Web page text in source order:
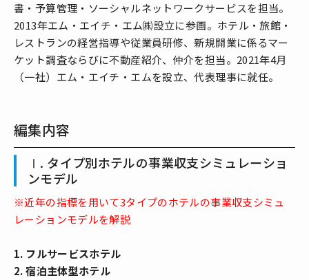
書・予算管理・ソーシャルネットワークサービスを担当。
2013年エム・エイチ・エム㈱設立に参画。ホテル・旅館・
レストランの経営指導や従業員研修、新規開業に係るマー
ケット調査ならびに不動産紹介、仲介を担当。2021年4月
（一社）エム・エイチ・エムを設立、代表理事に就任。
編集内容
Ⅰ. タイプ別ホテルの事業収支シミュレーショ
ンモデル
※近年の指標を用いて3タイプのホテルの事業収支シミュ
レーションモデルを解説
1. フルサービスホテル
2. 宿泊主体型ホテル